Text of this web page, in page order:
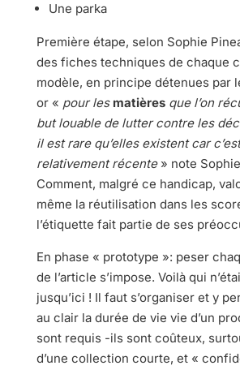
Une parka
Première étape, selon Sophie
des fiches techniques de chaque
modèle, en principe détenues par
or « pour les matièresque l’on
but louable de lutter contre les
il est rare qu’elles existent car
relativement récente » note
Comment, malgré ce handicap,
même la réutilisation dans les
l’étiquette fait partie de ses
En phase « prototype »: peser
de l’article s’impose. Voilà qui
jusqu’ici ! Il faut s’organiser et y
au clair la durée de vie vie d’un
sont requis -ils sont coûteux,
d’une collection courte, et «